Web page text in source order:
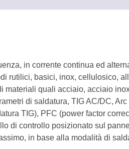
in corrente continua ed
rutilici, basici, inox, cellulosico,
materiali quali acciaio, acciaio
di saldatura, TIG AC/DC,
TIG), PFC (power factor
di controllo posizionato sul
in base alla modalità di